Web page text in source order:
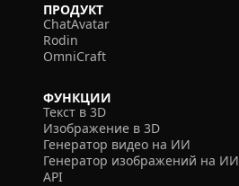
ПРОДУКТ
ChatAvatar
Rodin
OmniCraft
ФУНКЦИИ
Текст в 3D
Изображение в 3D
Генератор видео на ИИ
Генератор изображений на ИИ
API